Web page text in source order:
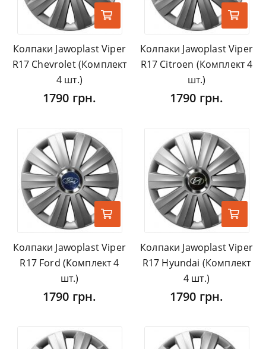
Колпаки Jawoplast Viper
R17 Chevrolet (Комплект
4 шт.)
1790 грн.
Колпаки Jawoplast Viper
R17 Citroen (Комплект 4
шт.)
1790 грн.
Колпаки Jawoplast Viper
R17 Ford (Комплект 4
шт.)
1790 грн.
Колпаки Jawoplast Viper
R17 Hyundai (Комплект
4 шт.)
1790 грн.